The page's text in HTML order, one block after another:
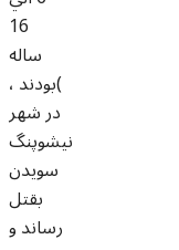
16
ساله
)بودند ،
در شهر
نيشوپنگ
سويدن
بقتل
رساند و